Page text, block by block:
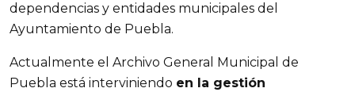
dependencias y entidades municipales del
Ayuntamiento de Puebla.
Actualmente el Archivo General Municipal de
Puebla está interviniendo en la gestión